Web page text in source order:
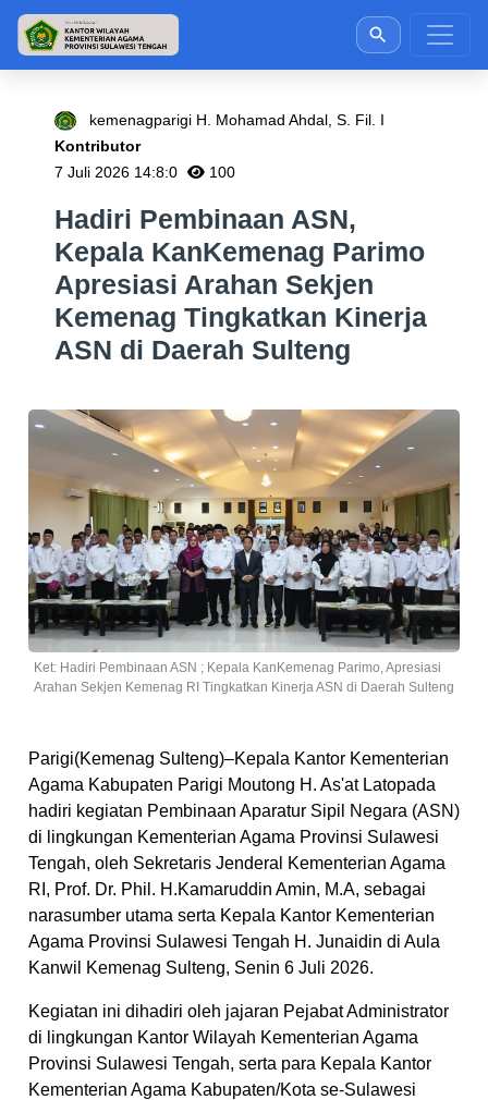
kemenagparigi H. Mohamad Ahdal, S. Fil. I
Kontributor
7 Juli 2026 14:8:0
100
Hadiri Pembinaan ASN,
Kepala KanKemenag Parimo
Apresiasi Arahan Sekjen
Kemenag Tingkatkan Kinerja
ASN di Daerah Sulteng
Ket: Hadiri Pembinaan ASN ; Kepala KanKemenag Parimo, Apresiasi
Arahan Sekjen Kemenag RI Tingkatkan Kinerja ASN di Daerah Sulteng
Parigi(Kemenag Sulteng)–Kepala Kantor Kementerian
Agama Kabupaten Parigi Moutong H. As'at Latopada
hadiri kegiatan Pembinaan Aparatur Sipil Negara (ASN)
di lingkungan Kementerian Agama Provinsi Sulawesi
Tengah, oleh Sekretaris Jenderal Kementerian Agama
RI, Prof. Dr. Phil. H.Kamaruddin Amin, M.A, sebagai
narasumber utama serta Kepala Kantor Kementerian
Agama Provinsi Sulawesi Tengah H. Junaidin di Aula
Kanwil Kemenag Sulteng, Senin 6 Juli 2026.
Kegiatan ini dihadiri oleh jajaran Pejabat Administrator
di lingkungan Kantor Wilayah Kementerian Agama
Provinsi Sulawesi Tengah, serta para Kepala Kantor
Kementerian Agama Kabupaten/Kota se-Sulawesi